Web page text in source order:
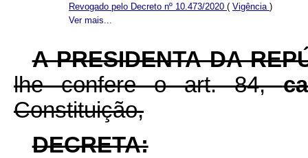
Ver mais...
Revogado pelo Decreto nº 10.473/2020 ( Vigência )
APRESIDENTA DA
lhe confere o art. 84,
Constituição,
DECRETA: